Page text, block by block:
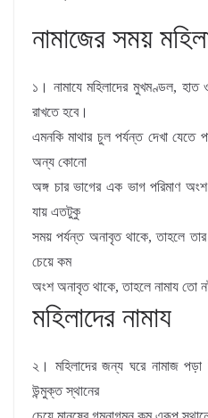
নামাজের সময়
১। নামাযে মহিলাদের মুখমণ্ডল,
রাখতে হবে।
এমনকি মাথার চুল পর্যন্ত দেখা যেতে
অন্য কোনাে
অঙ্গ চার ভাগের এক ভাগ পরিমাণ অংশ
যায় এতটুকু
সময় পর্যন্ত অনাবৃত থাকে, তাহলে তার
চেয়ে কম
অংশ অনাবৃত থাকে, তাহলে নামায তাে
মহিলাদের নামায
২। মহিলাদের জন্য ঘরে নামাজ
উন্মুক্ত স্থানের